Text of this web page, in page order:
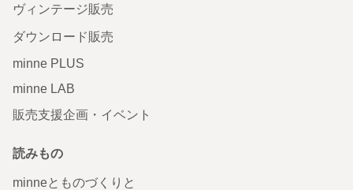
ヴィンテージ販売
ダウンロード販売
minne PLUS
minne LAB
販売支援企画・イベント
読みもの
minneとものづくりと